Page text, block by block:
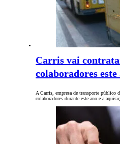
Carris vai
colaboradores este
A Carris, empresa de transporte público
colaboradores durante este ano e a